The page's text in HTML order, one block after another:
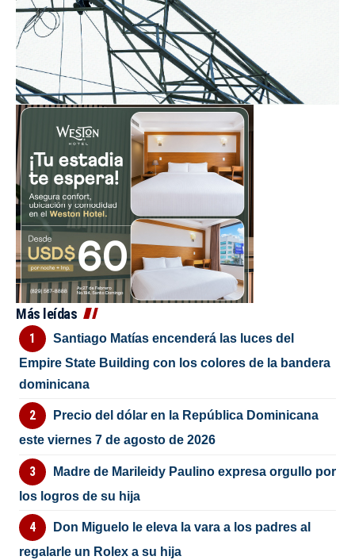
Más leídas
Santiago Matías encenderá las luces del
Empire State Building con los colores de la bandera
dominicana
Precio del dólar en la República Dominicana
este viernes 7 de agosto de 2026
Madre de Marileidy Paulino expresa orgullo por
los logros de su hija
Don Miguelo le eleva la vara a los padres al
regalarle un Rolex a su hija